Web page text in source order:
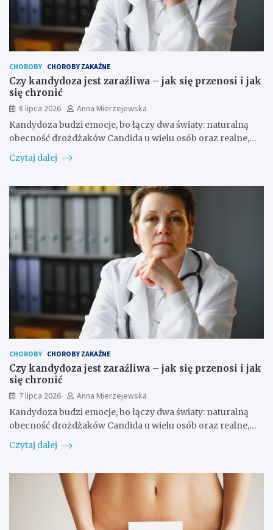
CHOROBY CHOROBY ZAKAŹNE
Czy kandydoza jest zaraźliwa – jak się przenosi i jak
się chronić
8 lipca 2026
Anna Mierzejewska
Kandydoza budzi emocje, bo łączy dwa światy: naturalną
obecność drożdżaków Candida u wielu osób oraz realne,…
Czytaj dalej
CHOROBY CHOROBY ZAKAŹNE
Czy kandydoza jest zaraźliwa – jak się przenosi i jak
się chronić
7 lipca 2026
Anna Mierzejewska
Kandydoza budzi emocje, bo łączy dwa światy: naturalną
obecność drożdżaków Candida u wielu osób oraz realne,…
Czytaj dalej